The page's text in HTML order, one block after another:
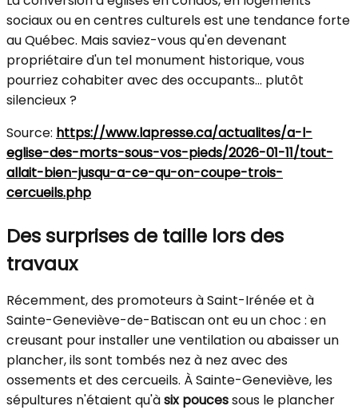
sociaux ou en centres culturels est une tendance forte
au Québec. Mais saviez-vous qu'en devenant
propriétaire d'un tel monument historique, vous
pourriez cohabiter avec des occupants... plutôt
silencieux ?
Source: https://www.lapresse.ca/actualites/a-l-
eglise-des-morts-sous-vos-pieds/2026-01-11/tout-
allait-bien-jusqu-a-ce-qu-on-coupe-trois-
cercueils.php
Des surprises de taille lors des
travaux
Récemment, des promoteurs à Saint-Irénée et à
Sainte-Geneviève-de-Batiscan ont eu un choc : en
creusant pour installer une ventilation ou abaisser un
plancher, ils sont tombés nez à nez avec des
ossements et des cercueils. À Sainte-Geneviève, les
sépultures n'étaient qu'àsix poucessous le plancher